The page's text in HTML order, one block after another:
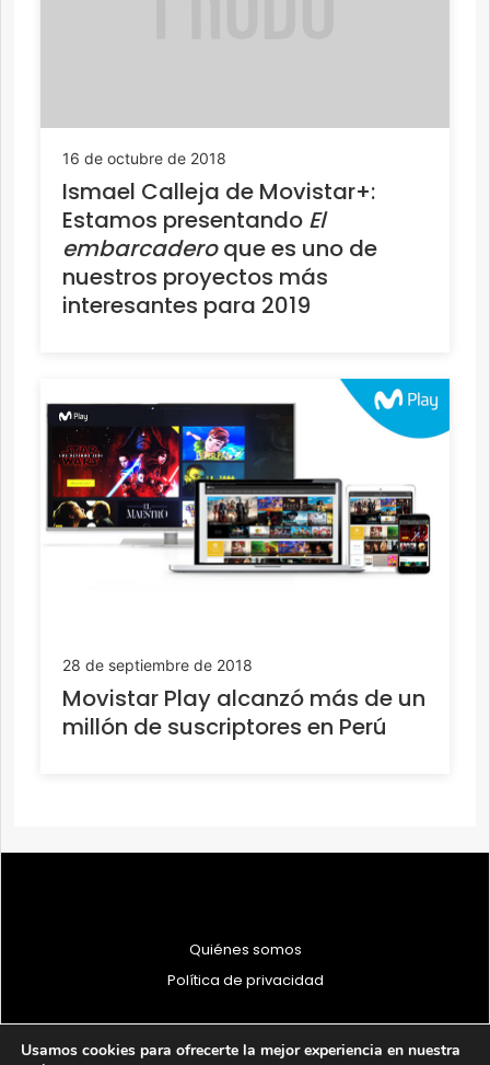
16 de octubre de 2018
Ismael Calleja de Movistar+:
Estamos presentando El
embarcaderoque es uno de
nuestros proyectos más
interesantes para 2019
28 de septiembre de 2018
Movistar Play alcanzó más de un
millón de suscriptores en Perú
Quiénes somos
Política de privacidad
Usamos cookies para ofrecerte la mejor experiencia en nuestra